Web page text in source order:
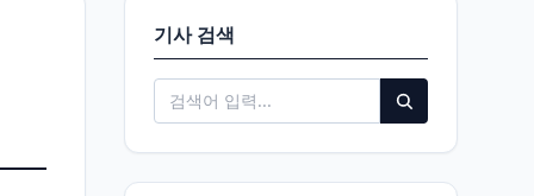
기사 검색